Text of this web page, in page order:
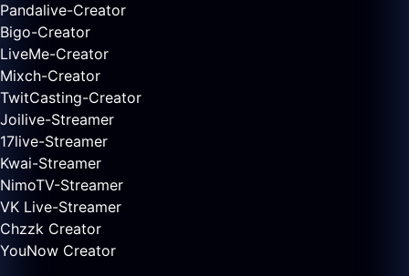
Pandalive-Creator
Bigo-Creator
LiveMe-Creator
Mixch-Creator
TwitCasting-Creator
Joilive-Streamer
17live-Streamer
Kwai-Streamer
NimoTV-Streamer
VK Live-Streamer
Chzzk Creator
YouNow Creator